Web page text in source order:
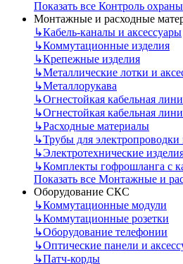
Показать все Контроль охраны
Монтажные и расходные
↳Кабель-каналы и аксессуары
↳Коммутационные изделия
↳Крепежные изделия
↳Металлические лотки и
↳Металлорукава
↳Огнестойкая кабельная
↳Огнестойкая кабельная
↳Расходные материалы
↳Трубы для электропроводки
↳Электротехнические
↳Комплекты гофрошланга с
Показать все Монтажные и
Оборудование СКС
↳Коммутационные модули
↳Коммутационные розетки
↳Оборудование телефонии
↳Оптические панели и
↳Патч-корды